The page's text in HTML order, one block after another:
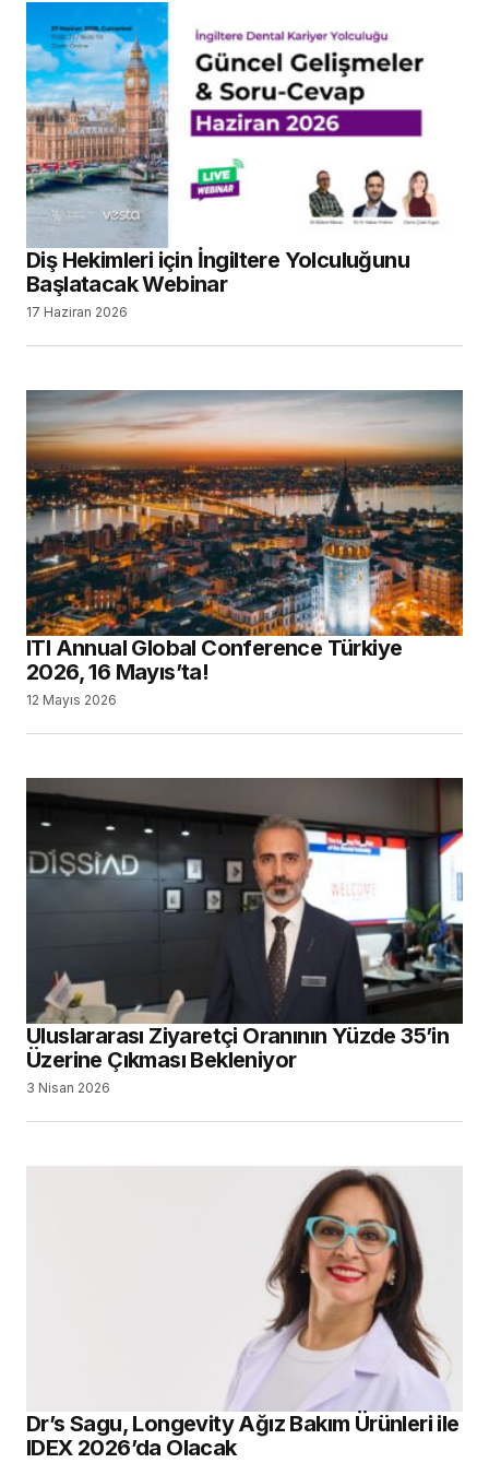
Diş Hekimleri için İngiltere Yolculuğunu
Başlatacak Webinar
17 Haziran 2026
ITI Annual Global Conference Türkiye
2026, 16 Mayıs’ta!
12 Mayıs 2026
Uluslararası Ziyaretçi Oranının Yüzde 35’in
Üzerine Çıkması Bekleniyor
3 Nisan 2026
Dr’s Sagu, Longevity Ağız Bakım Ürünleri ile
IDEX 2026’da Olacak